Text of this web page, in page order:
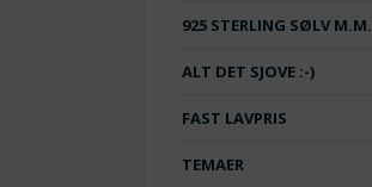
925 STERLING SØLV M.M.
ALT DET SJOVE :-)
FAST LAVPRIS
TEMAER